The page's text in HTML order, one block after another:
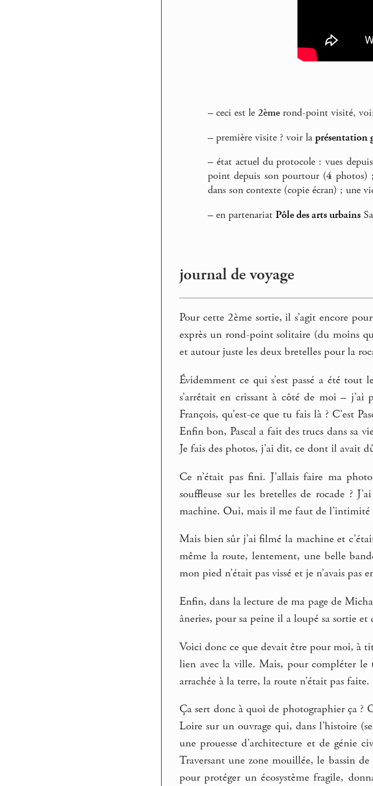
– ceci est le 2ème rond-point visité,
– première visite ? voir laprésentation
– état actuel du protocole : vues
point depuis son pourtour (4 photos)
dans son contexte (copie écran) ; une
– en partenariat Pôle des arts urbains
journal de voyage
Pour cette 2ème sortie, il s’agit encore
exprès un rond-point solitaire (du moins
et autour juste les deux bretelles pour la
Évidemment ce qui s’est passé a été
s’arrêtait en crissant à côté de moi –
François, qu’est-ce que tu fais là ? C’est
Enfin bon, Pascal a fait des trucs dans sa
Je fais des photos, j’ai dit, ce dont il avait
Ce n’était pas fini. J’allais faire ma
souffleuse sur les bretelles de rocade ?
machine. Oui, mais il me faut de l’intimité
Mais bien sûr j’ai filmé la machine et
même la route, lentement, une belle
mon pied n’était pas vissé et je n’avais
Enfin, dans la lecture de ma page de
âneries, pour sa peine il a loupé sa sortie
Voici donc ce que devait être pour moi, à
lien avec la ville. Mais, pour compléter le
arrachée à la terre, la route n’était pas faite.
Ça sert donc à quoi de photographier ça ?
Loire sur un ouvrage qui, dans l’histoire
une prouesse d’architecture et de génie
Traversant une zone mouillée, le bassin
pour protéger un écosystème fragile,